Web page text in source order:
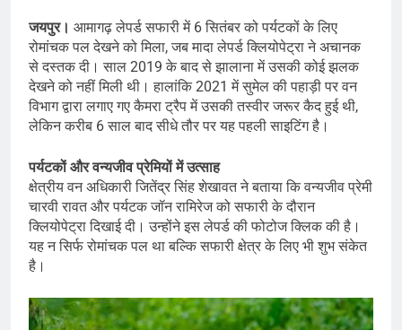
जयपुर। आमागढ़ लेपर्ड सफारी में 6 सितंबर को पर्यटकों के लिए
रोमांचक पल देखने को मिला, जब मादा लेपर्ड क्लियोपेट्रा ने अचानक
से दस्तक दी। साल 2019 के बाद से झालाना में उसकी कोई झलक
देखने को नहीं मिली थी। हालांकि 2021 में सुमेल की पहाड़ी पर वन
विभाग द्वारा लगाए गए कैमरा ट्रैप में उसकी तस्वीर जरूर कैद हुई थी,
लेकिन करीब 6 साल बाद सीधे तौर पर यह पहली साइटिंग है।
पर्यटकों और वन्यजीव प्रेमियों में उत्साह
क्षेत्रीय वन अधिकारी जितेंद्र सिंह शेखावत ने बताया कि वन्यजीव प्रेमी
चारवी रावत और पर्यटक जॉन रामिरेज को सफारी के दौरान
क्लियोपेट्रा दिखाई दी। उन्होंने इस लेपर्ड की फोटोज क्लिक की है।
यह न सिर्फ रोमांचक पल था बल्कि सफारी क्षेत्र के लिए भी शुभ संकेत
है।